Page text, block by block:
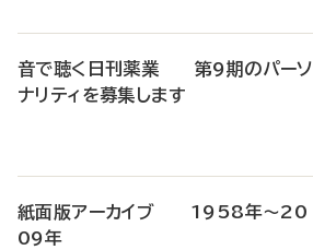
音で聴く日刊薬業 第9期のパーソ
ナリティを募集します
紙面版アーカイブ 1958年～20
09年